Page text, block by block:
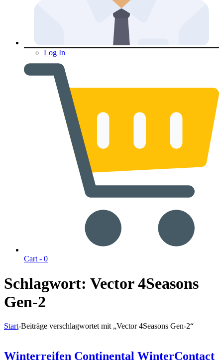
Log In
Cart - 0
Schlagwort: Vector 4Seasons
Gen-2
Start-Beiträge verschlagwortet mit „Vector 4Seasons Gen-2“
Winterreifen Continental WinterContact